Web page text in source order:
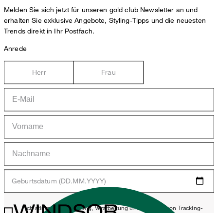
Melden Sie sich jetzt für unseren gold club Newsletter an und
erhalten Sie exklusive Angebote, Styling-Tipps und die neuesten
Trends direkt in Ihr Postfach.
Anrede
Herr Frau
Geburtsdatum (DD.MM.YYYY)
*Ich stimme der Erhebung, Verarbeitung und Nutzung von Tracking-